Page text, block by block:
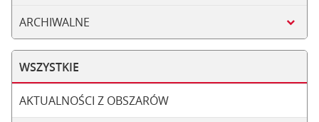
ARCHIWALNE
WSZYSTKIE
AKTUALNOŚCI Z OBSZARÓW